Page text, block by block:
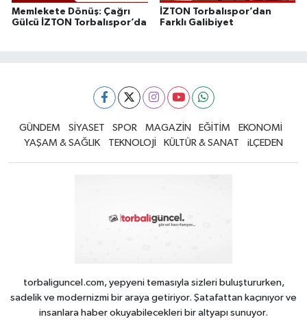
Memlekete Dönüş: Çağrı
Gülcü İZTON Torbalıspor’da
İZTON Torbalıspor’dan
Farklı Galibiyet
GÜNDEM SİYASET SPOR MAGAZİN EĞİTİM
EKONOMİ
YAŞAM & SAĞLIK
TEKNOLOJİ KÜLTÜR & SANAT iLÇEDEN
torbaliguncel.com, yepyeni temasıyla sizleri buluştururken,
sadelik ve modernizmi bir araya getiriyor. Şatafattan kaçınıyor ve
insanlara haber okuyabilecekleri bir altyapı sunuyor.